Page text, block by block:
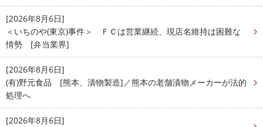
[2026年8月6日]
＜いちのや(東京)事件＞ ＦＣは営業継続、現店名維持は困難な
情勢 [弁当業界]
[2026年8月6日]
(有)野元食品 [熊本、漬物製造]／熊本の老舗漬物メーカーが法的
処理へ
[2026年8月6日]